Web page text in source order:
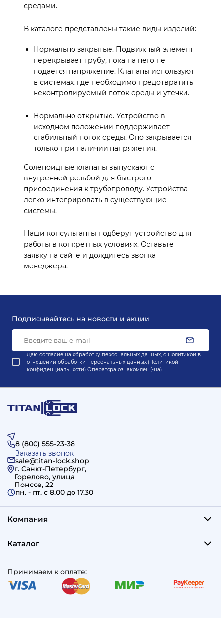
средами.
В каталоге представлены такие виды изделий:
Нормально закрытые. Подвижный элемент
перекрывает трубу, пока на него не
подается напряжение. Клапаны используют
в системах, где необходимо предотвратить
неконтролируемый поток среды и утечки.
Нормально открытые. Устройство в
исходном положении поддерживает
стабильный поток среды. Оно закрывается
только при наличии напряжения.
Соленоидные клапаны выпускают с
внутренней резьбой для быстрого
присоединения к трубопроводу. Устройства
легко интегрировать в существующие
системы.
Наши консультанты подберут устройство для
работы в конкретных условиях. Оставьте
заявку на сайте и дождитесь звонка
менеджера.
Подписывайтесь на новости и акции
Даю согласие на обработку персональных данных, с Политикой в
отношении обработки персональных данных (Политикой
конфиденциальности) Оператора ознакомлен (-на).
8 (800) 555-23-38
Заказать звонок
sale@titan-lock.shop
г. Санкт-Петербург,
Горелово, улица
Понссе, 22
пн. - пт. c 8.00 до 17.30
Компания
Каталог
Принимаем к оплате: